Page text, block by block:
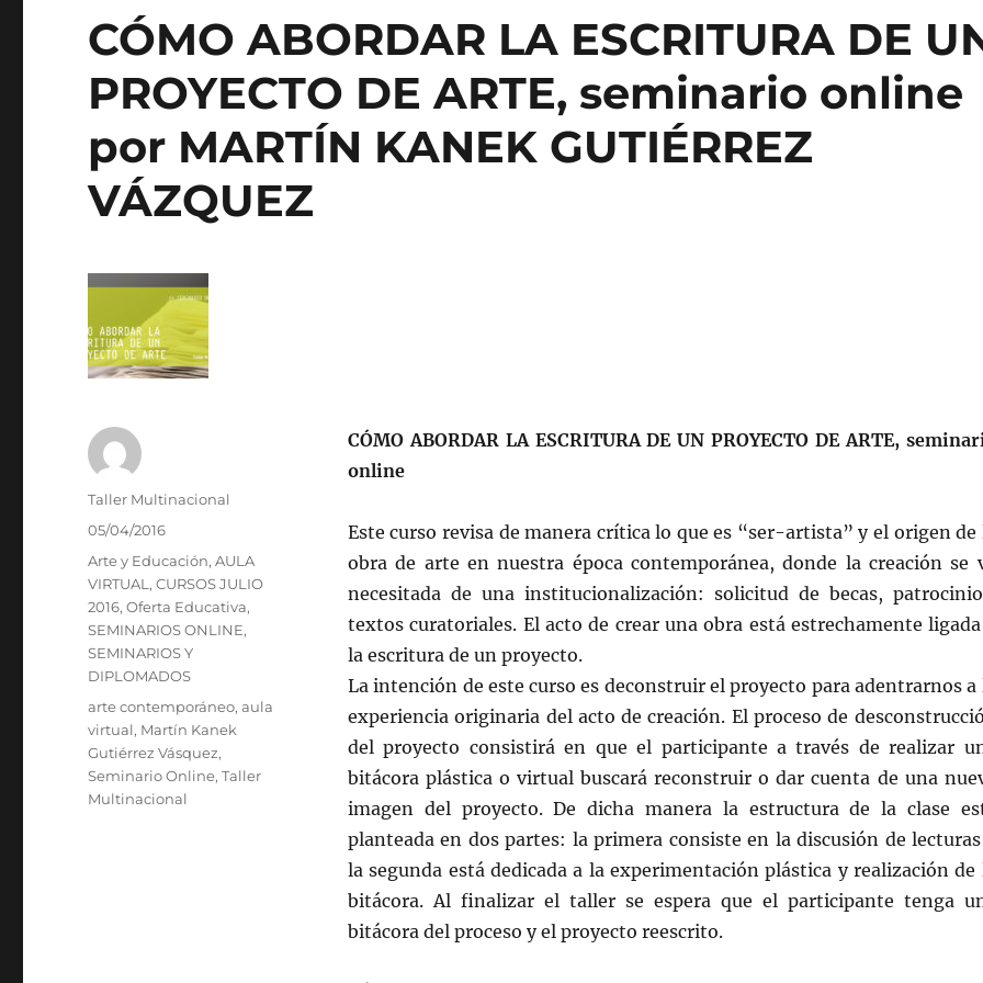
CÓMO ABORDAR LA ESCRITURA DE
PROYECTO DE ARTE, seminario online
por MARTÍN KANEK GUTIÉRREZ
VÁZQUEZ
CÓMO ABORDAR LA ESCRITURA DE UN PROYECTO DE ARTE,
online
Este curso revisa de manera crítica lo que es “ser-artista” y el origen de
obra de arte en nuestra época contemporánea, donde la creación se
necesitada de una institucionalización: solicitud de becas,
textos curatoriales. El acto de crear una obra está estrechamente
la escritura de un proyecto.
La intención de este curso es deconstruir el proyecto para adentrarnos a
experiencia originaria del acto de creación. El proceso de
del proyecto consistirá en que el participante a través de realizar
bitácora plástica o virtual buscará reconstruir o dar cuenta de una
imagen del proyecto. De dicha manera la estructura de la clase
planteada en dos partes: la primera consiste en la discusión de
la segunda está dedicada a la experimentación plástica y realización de
bitácora. Al finalizar el taller se espera que el participante tenga
bitácora del proceso y el proyecto reescrito.
Autor
Taller Multinacional
Publicado
05/04/2016
Categorías
Arte y Educación,AULA
VIRTUAL ,CURSOS JULIO
2016,Oferta Educativa,
SEMINARIOS ONLINE,
SEMINARIOS Y
DIPLOMADOS
Etiquetas
arte contemporáneo,aula
virtual, Martín Kanek
Gutiérrez Vásquez,
Seminario Online,Taller
Multinacional